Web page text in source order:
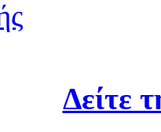
Δείτε